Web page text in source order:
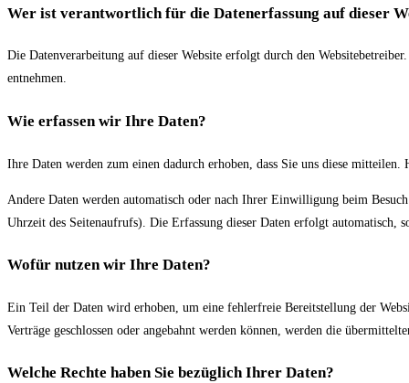
Wer ist verantwortlich für die Datenerfassung auf dieser
Die Datenverarbeitung auf dieser Website erfolgt durch den
entnehmen.
Wie erfassen wir Ihre Daten?
Ihre Daten werden zum einen dadurch erhoben, dass Sie uns diese
Andere Daten werden automatisch oder nach Ihrer Einwilligung beim
Uhrzeit des Seitenaufrufs). Die Erfassung dieser Daten erfolgt automatisch,
Wofür nutzen wir Ihre Daten?
Ein Teil der Daten wird erhoben, um eine fehlerfreie Bereitstellung der
Verträge geschlossen oder angebahnt werden können, werden die
Welche Rechte haben Sie bezüglich Ihrer Daten?